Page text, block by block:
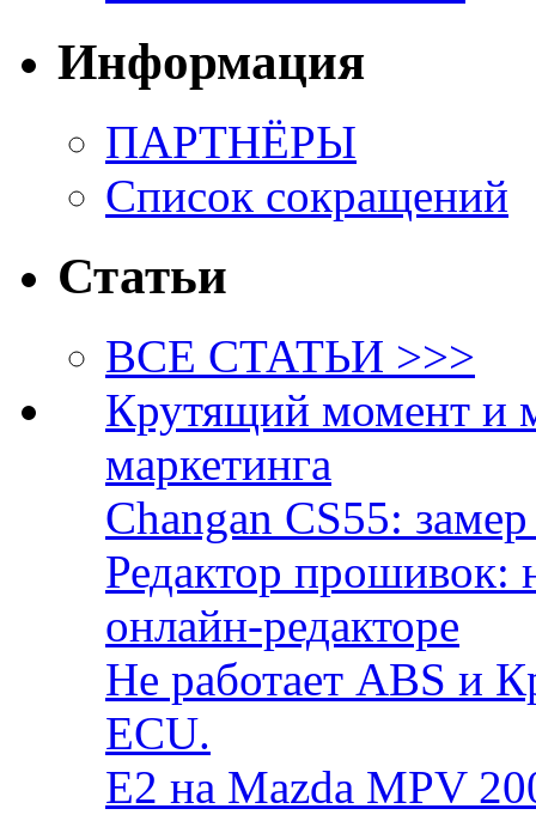
Информация
ПАРТНЁРЫ
Список сокращений
Статьи
ВСЕ СТАТЬИ >>>
Крутящий момент и
маркетинга
Changan CS55:
Редактор прошивок:
онлайн-редакторе
Не работает ABS и
ECU.
E2 на Mazda MPV